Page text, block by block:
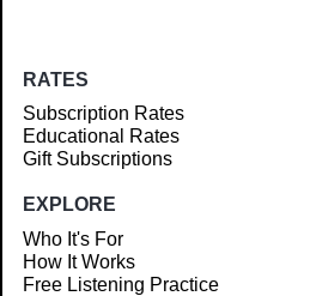
RATES
Subscription Rates
Educational Rates
Gift Subscriptions
EXPLORE
Who It's For
How It Works
Free Listening Practice